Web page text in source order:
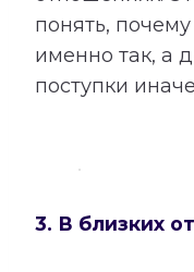
понять,
именно так, а
поступки
3. В близких